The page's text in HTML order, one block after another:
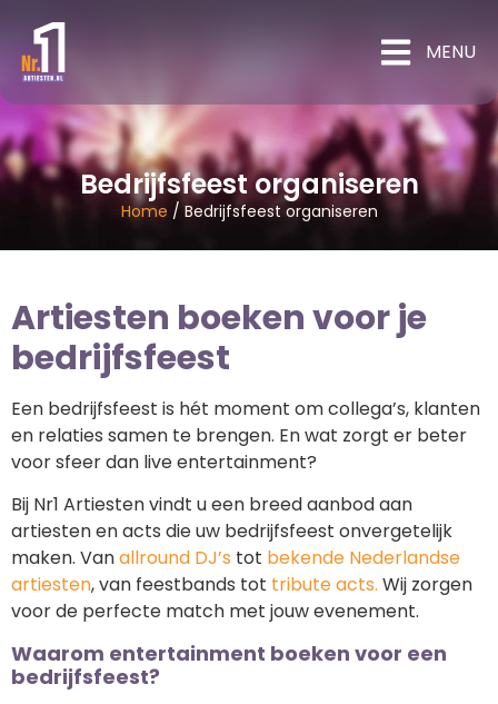
MENU
Home /Bedrijfsfeest organiseren
Bedrijfsfeest organiseren
Artiesten boeken voor je
bedrijfsfeest
Een bedrijfsfeest is hét moment om collega’s, klanten
en relaties samen te brengen. En wat zorgt er beter
voor sfeer dan live entertainment?
Bij Nr1 Artiesten vindt u een breed aanbod aan
artiesten en acts die uw bedrijfsfeest onvergetelijk
maken. Vanallround DJ’s tot bekende Nederlandse
artiesten, van feestbands tot tribute acts. Wij zorgen
voor de perfecte match met jouw evenement.
Waarom entertainment boeken voor een
bedrijfsfeest?